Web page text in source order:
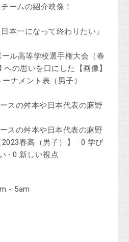
ームの紹介映像！
本一になって終わりたい」
ル高等学校選手権大会（春
の思いを口にした【画像】
ナメント表（男子）
スの舛本や日本代表の麻野
スの舛本や日本代表の麻野
春高（男子）】 · 0 学び
· 0 新しい視点
- 5am